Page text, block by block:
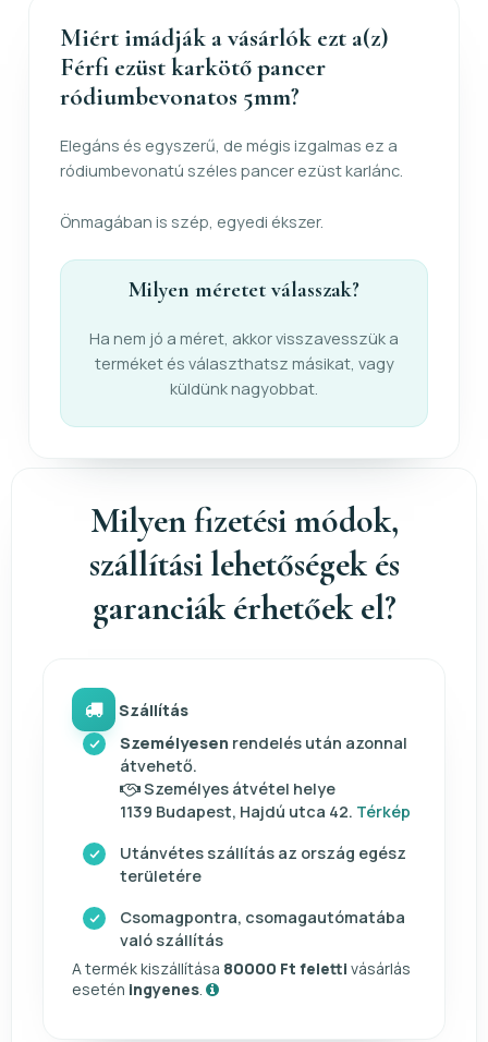
Miért imádják a vásárlók ezt a(z)
Férfi ezüst karkötő pancer
ródiumbevonatos 5mm?
Elegáns és egyszerű, de mégis izgalmas ez a
ródiumbevonatú széles pancer ezüst karlánc.
Önmagában is szép, egyedi ékszer.
Milyen méretet válasszak?
Ha nem jó a méret, akkor visszavesszük a
terméket és választhatsz másikat, vagy
küldünk nagyobbat.
Milyen fizetési módok,
szállítási lehetőségek és
garanciák érhetőek el?
Szállítás
Személyesen rendelés után azonnal
átvehető.
Személyes átvétel helye
1139 Budapest, Hajdú utca 42. Térkép
Utánvétes szállítás az ország egész
területére
Csomagpontra, csomagautómatába
való szállítás
A termék kiszállítása 80000 Ft feletti vásárlás
esetén ingyenes